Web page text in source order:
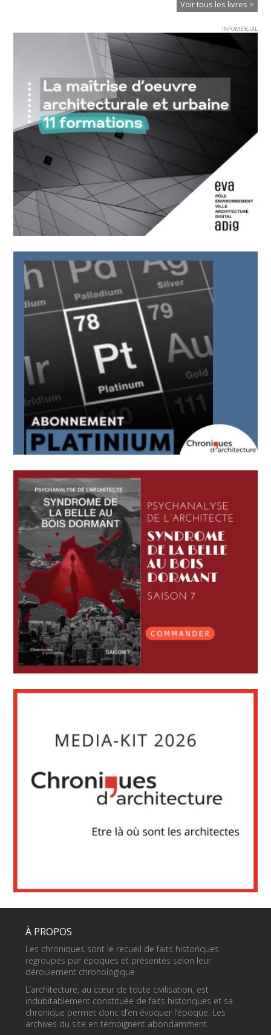
Voir tous les livres >
INFOMERCIAL
À PROPOS
Les chroniques sont le recueil de faits historiques
regroupés par époques et présentés selon leur
déroulement chronologique.
L’architecture, au cœur de toute civilisation, est
indubitablement constituée de faits historiques et sa
chronique permet donc d’en évoquer l’époque. Les
archives du site en témoignent abondamment.